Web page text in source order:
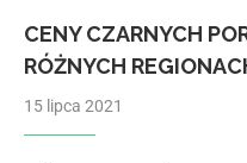
CENY CZARNYCH
RÓŻNYCH
15 lipca 2021